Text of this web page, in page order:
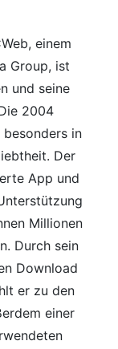
einem
Group, ist
und seine
2004
in
Der
App und
Millionen
Durch sein
Download
er zu den
einer